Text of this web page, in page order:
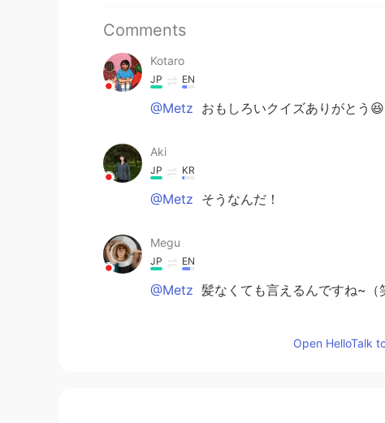
Comments
Kotaro
JP EN
@Metz おもしろいクイズありがとう😆
Aki
JP KR
@Metz そうなんだ！
Megu
JP EN
@Metz 髪なくても言えるんですね~
Open HelloTalk